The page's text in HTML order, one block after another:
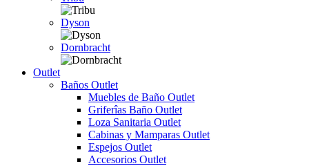
Dyson
Dornbracht
Outlet
Baños Outlet
Muebles de Baño Outlet
Griferîas Baño Outlet
Loza Sanitaria Outlet
Cabinas y Mamparas Outlet
Espejos Outlet
Accesorios Outlet